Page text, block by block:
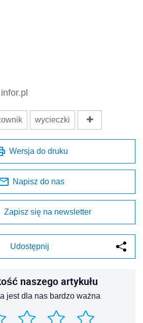
wycieczki
Wersja do druku
Napisz do nas
Zapisz się na newsletter
Udostępnij
naszego artykułu
jest dla nas bardzo ważna